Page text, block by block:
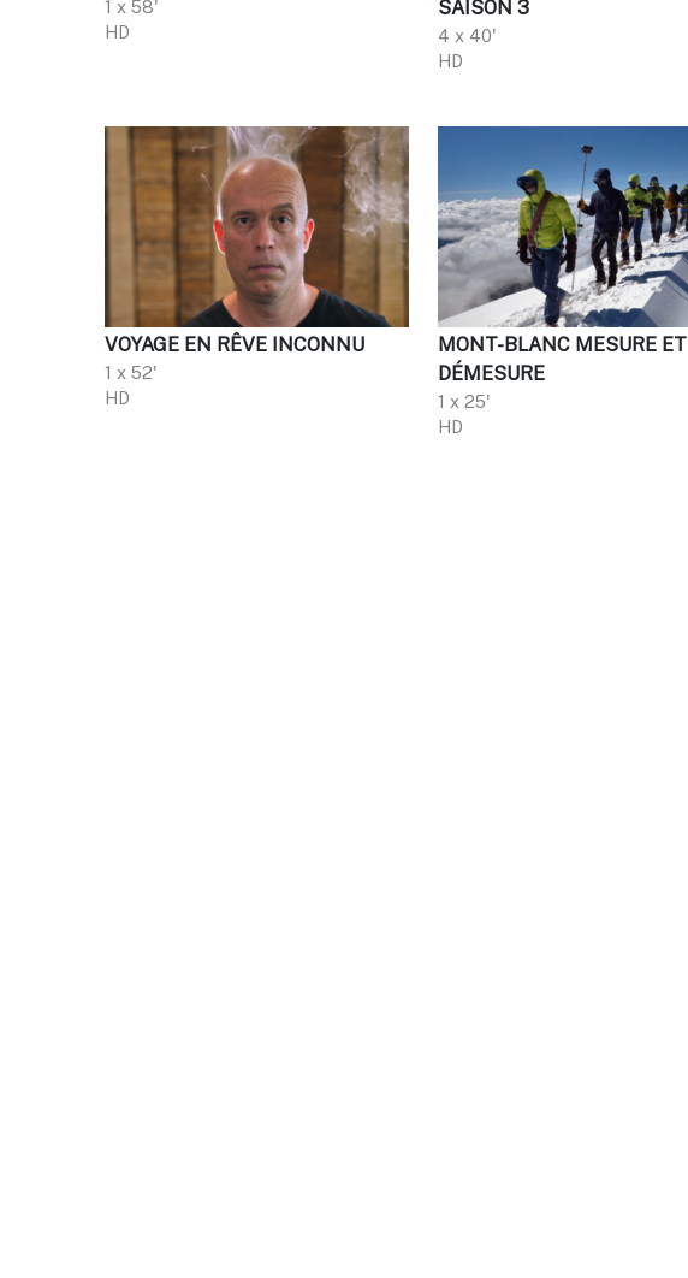
1 x 58'
HD
SAISON 3
4 x 40'
HD
VOYAGE EN RÊVE INCONNU
1 x 52'
HD
MONT-BLANC MESURE ET
DÉMESURE
1 x 25'
HD